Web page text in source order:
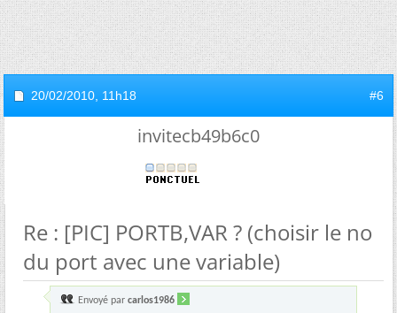
20/02/2010, 11h18 #6
invitecb49b6c0
Re : [PIC] PORTB,VAR ? (choisir le no
du port avec une variable)
Envoyé par carlos1986